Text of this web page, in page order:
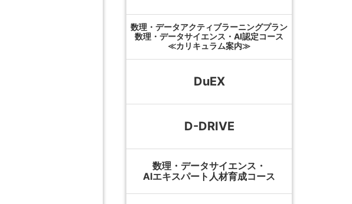
数理・データアクティブラーニングプラン
数理・データサイエンス・AI認定コース
≪カリキュラム案内≫
DuEX
D-DRIVE
数理・データサイエンス・
AIエキスパート人材育成コース